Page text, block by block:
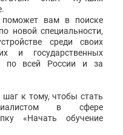
вам в поиске
новой специальности,
среди своих
и государственных
по всей России и за
к тому, чтобы стать
в сфере
«Начать обучение